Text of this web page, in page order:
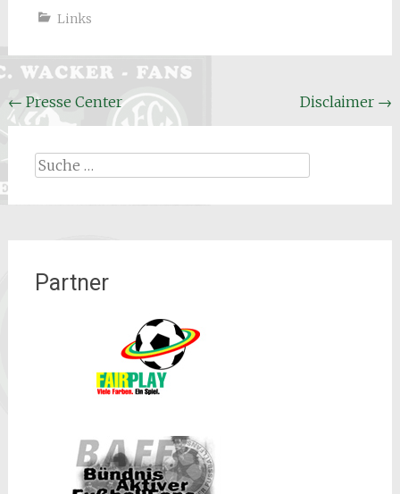
Links
Beitrags
Navigation
← Presse Center Disclaimer →
Suche
Partner